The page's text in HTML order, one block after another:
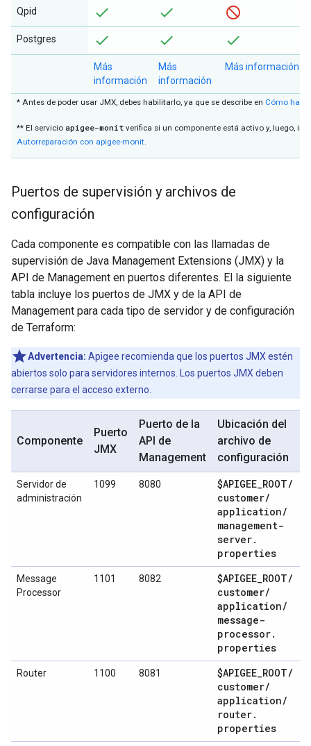
Qpid
Postgres
Más
información
Más
información
Más información
* Antes de poder usar JMX, debes habilitarlo, ya que se describe en Cómo
** El servicio apigee-monit verifica si un componente está activo y, luego,
Autorreparación con apigee-monit.
Puertos de supervisión y archivos de
configuración
Cada componente es compatible con las llamadas de
supervisión de Java Management Extensions (JMX) y la
API de Management en puertos diferentes. El la siguiente
tabla incluye los puertos de JMX y de la API de
Management para cada tipo de servidor y de configuración
de Terraform:
Advertencia: Apigee recomienda que los puertos JMX estén
abiertos solo para servidores internos. Los puertos JMX deben
cerrarse para el acceso externo.
Componente
Puerto
JMX
Puerto de la
API de
Management
Ubicación del
archivo de
configuración
Servidor de
administración
1099 8080 $APIGEE_ROOT/
customer/
application/
management-
server.
properties
Message
Processor
1101 8082 $APIGEE_ROOT/
customer/
application/
message-
processor.
properties
Router 1100 8081 $APIGEE_ROOT/
customer/
application/
router.
properties